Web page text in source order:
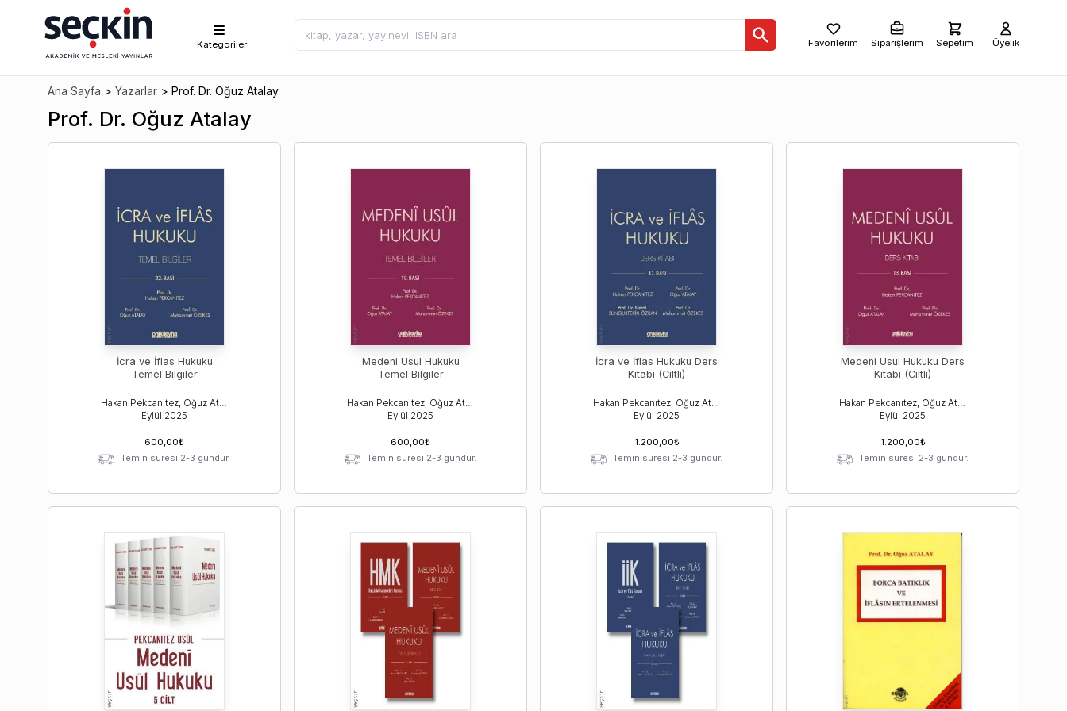
Kategoriler Favorilerim Siparişlerim Sepetim Üyelik
Ana Sayfa > Yazarlar > Prof. Dr. Oğuz Atalay
Prof. Dr. Oğuz Atalay
İcra ve İflas Hukuku
Temel Bilgiler
Hakan Pekcanıtez, Oğuz Atalay, Muhammet Özekes
Eylül 2025
600,00₺
Temin süresi 2-3 gündür.
Medeni Usul Hukuku
Temel Bilgiler
Hakan Pekcanıtez, Oğuz Atalay, Muhammet Özekes
Eylül 2025
600,00₺
Temin süresi 2-3 gündür.
İcra ve İflas Hukuku Ders
Kitabı (Ciltli)
Hakan Pekcanıtez, Oğuz Atalay, Meral Sungurtekin Özkan
Eylül 2025
1.200,00₺
Temin süresi 2-3 gündür.
Medeni Usul Hukuku Ders
Kitabı (Ciltli)
Hakan Pekcanıtez, Oğuz Atalay, Muhammet Özekes
Eylül 2025
1.200,00₺
Temin süresi 2-3 gündür.